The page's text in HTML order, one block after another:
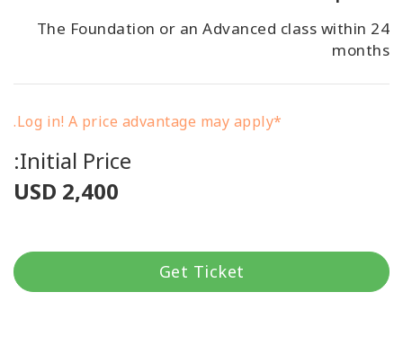
The Foundation or an Advanced class within 24
months
*Log in! A price advantage may apply.
Initial Price:
Get Ticket